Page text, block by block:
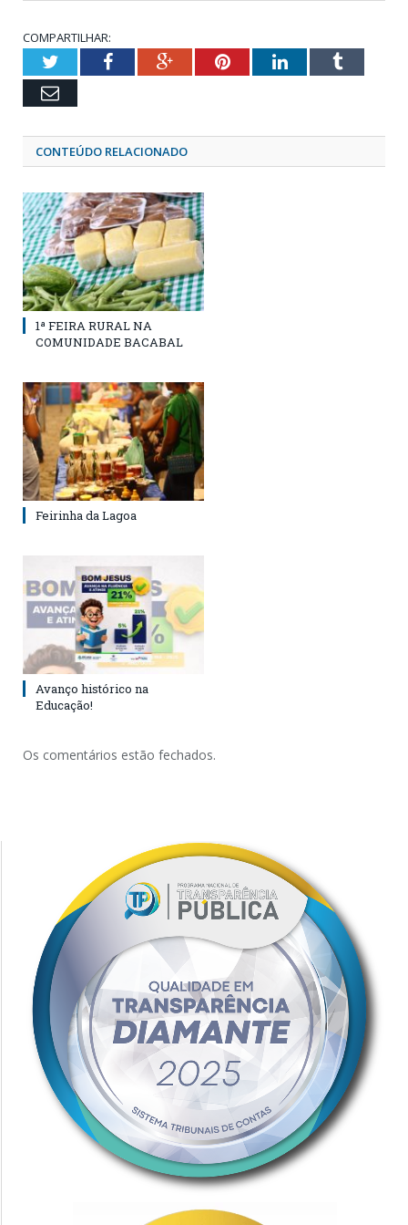
COMPARTILHAR:
TwitterFacebookGoogle+PinterestLinkedInTumblr
Email
CONTEÚDO RELACIONADO
1ª FEIRA RURAL NA
COMUNIDADE BACABAL
Feirinha da Lagoa
Avanço histórico na
Educação!
Os comentários estão fechados.